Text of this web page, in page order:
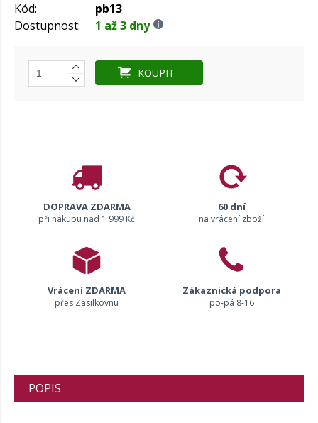
Kód:
pb13
Dostupnost:
1 až 3 dny
KOUPIT
DOPRAVA ZDARMA
při nákupu nad 1 999 Kč
60 dní
na vrácení zboží
Vrácení ZDARMA
přes Zásilkovnu
Zákaznická podpora
po-pá 8-16
POPIS